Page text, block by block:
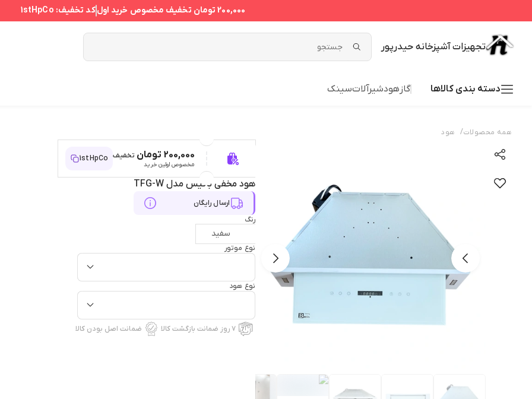
200,000 تومان تخفیف مخصوص خرید اولکد تخفیف: 1stHpCo
تجهیزات آشپزخانه حیدرپور
دسته بندی کالاها گاز هودشیرآلاتسینک
همه محصولات/ هود
200,000 تومان تخفیف
مخصوص اولین خرید
1stHpCo
هود مخفی باتیس مدل TFG-W
ارسال رایگان
رنگ
سفید
نوع موتور
نوع هود
۷ روز ضمانت بازگشت کالا ضمانت اصل بودن کالا